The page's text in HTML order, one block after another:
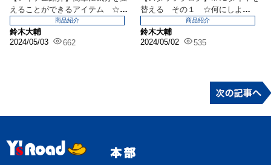
えることができるアイテム ☆DY
鈴木大輔
2024/05/03
662
商品紹介
替える その１ ☆何にしよ
鈴木大輔
2024/05/02
535
商品紹介